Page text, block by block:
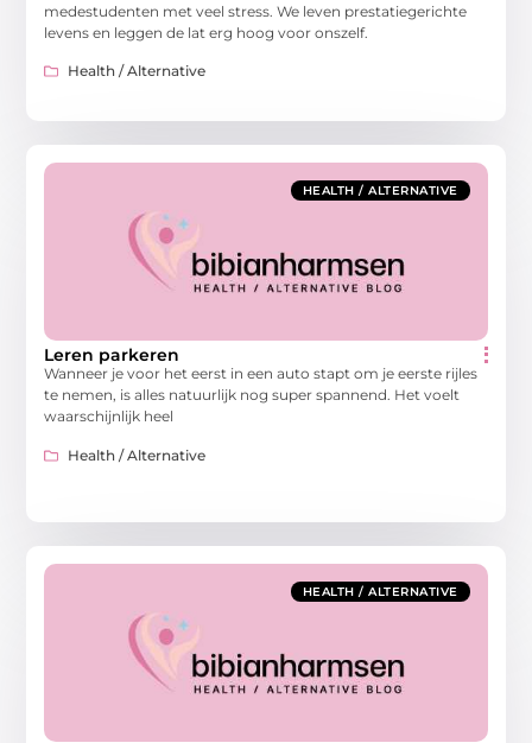
medestudenten met veel stress. We leven prestatiegerichte
levens en leggen de lat erg hoog voor onszelf.
Health / Alternative
HEALTH / ALTERNATIVE
Leren parkeren
Wanneer je voor het eerst in een auto stapt om je eerste rijles
te nemen, is alles natuurlijk nog super spannend. Het voelt
waarschijnlijk heel
Health / Alternative
HEALTH / ALTERNATIVE